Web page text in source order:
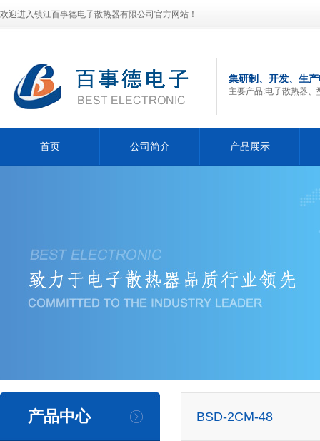
欢迎进入镇江百事德电子散热器有限公司官方网站！
集研制、开发、生
主要产品:电子散热器
首页 公司简介 产品展示
产品中心 BSD-2CM-48